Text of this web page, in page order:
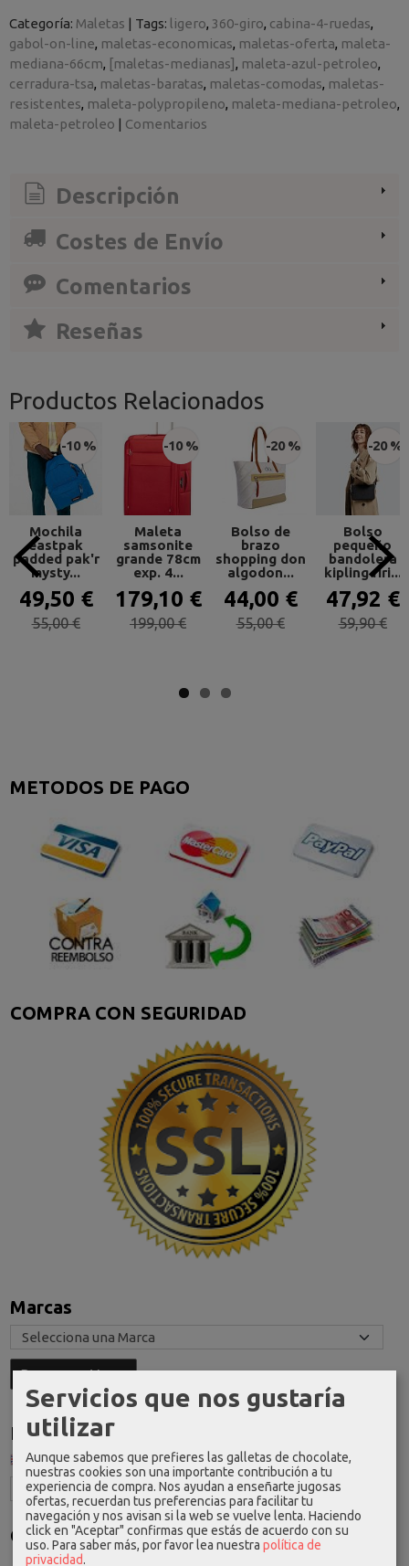
METODOS DE PAGO
COMPRA CON SEGURIDAD
Marcas
Idioma
Costes de Envío
Categoría: Maletas | Tags: ligero 360-giro cabina-4-ruedas
gabol-on-line maletas-economicas maletas-oferta maleta-
mediana-66cm [maletas-medianas]
maleta-azul-petroleo
cerradura-tsa maletas-baratas maletas-comodas maletas-
resistentes maleta-polypropileno maleta-mediana-petroleo
maleta-petroleo | Comentarios
Descripción
Costes de Envío
Comentarios
Reseñas
Productos Relacionados
-10 %
Mochila
eastpak
padded pak'r
mysty...
49,50 €
55,00 €
-10 %
Maleta
samsonite
grande 78cm
exp. 4...
179,10 €
199,00 €
-20 %
Bolso de
brazo
shopping don
algodon...
44,00 €
55,00 €
-20 %
Bolso
pequeño
bandolera
kipling riri...
47,92 €
59,90 €
Servicios que nos gustaría
utilizar
Aunque sabemos que prefieres las galletas de chocolate,
nuestras cookies son una importante contribución a tu
experiencia de compra. Nos ayudan a enseñarte jugosas
ofertas, recuerdan tus preferencias para facilitar tu
navegación y nos avisan si la web se vuelve lenta. Haciendo
click en "Aceptar" confirmas que estás de acuerdo con su
uso. Para saber más, por favor lea nuestra política de
privacidad.